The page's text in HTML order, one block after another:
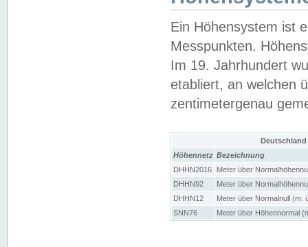
Ein Höhensystem ist
Messpunkten.
Im 19. Jahrhundert
etabliert, an welchen
zentimetergenau
Höhennetz Bezeichnung
DHHN2016
Meter über
DHHN92
Meter über
DHHN12
Meter über Normalnull (m.
SNN76
Meter über Höhennormal